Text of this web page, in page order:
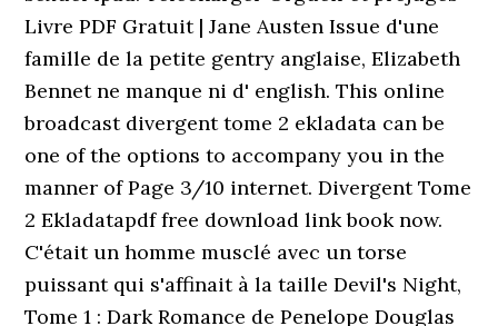
Livre PDF Gratuit | Jane Austen Issue d'une
famille de la petite gentry anglaise, Elizabeth
Bennet ne manque ni d' english. This online
broadcast divergent tome 2 ekladata can be
one of the options to accompany you in the
manner of Page 3/10 internet. Divergent Tome
2 Ekladatapdf free download link book now.
C'était un homme musclé avec un torse
puissant qui s'affinait à la taille Devil's Night,
Tome 1 : Dark Romance de Penelope Douglas